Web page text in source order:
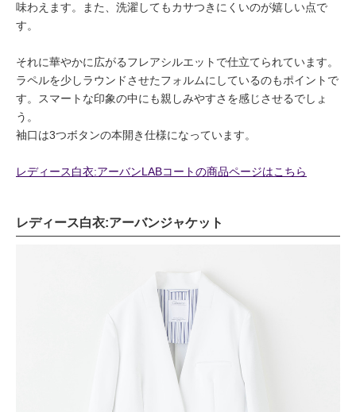
味わえます。また、洗濯してもカサつきにくいのが嬉しい点で
す。
それに華やかに広がるフレアシルエットで仕立てられています。
ラペルを少しラウンドさせたフォルムにしているのもポイントで
す。スマートな印象の中にも親しみやすさを感じさせるでしょ
う。
袖口は3つボタンの本開き仕様になっています。
レディース白衣:アーバンLABコートの商品ページはこちら
レディース白衣:アーバンジャケット